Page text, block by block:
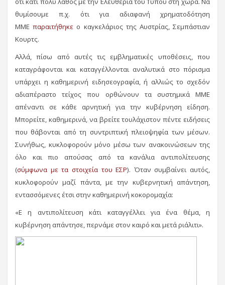
θυμίσουμε π.χ. ότι για αδιαφανή χρηματοδότηση
ΜΜΕ παραιτήθηκε ο καγκελάριος της Αυστρίας, Σεμπάστιαν
Κουρτς.
Αλλά, πίσω από αυτές τις εμβληματικές υποθέσεις, που
καταγράφονται και καταγγέλλονται αναλυτικά στο πόρισμα
υπάρχει η καθημερινή ειδησεογραφία, ή αλλιώς το σχεδόν
αδιαπέραστο τείχος που ορθώνουν τα συστημικά ΜΜΕ
απέναντι σε κάθε αρνητική για την κυβέρνηση είδηση.
Μπορείτε, καθημερινά, να βρείτε τουλάχιστον πέντε ειδήσεις
που θάβονται από τη συντριπτική πλειοψηφία των μέσων.
Συνήθως, κυκλοφορούν μόνο μέσω των ανακοινώσεων της
όλο και πιο απούσας από τα κανάλια αντιπολίτευσης
(σύμφωνα με τα στοιχεία του ΕΣΡ). Όταν συμβαίνει αυτός,
κυκλοφορούν μαζί πάντα, με την κυβερνητική απάντηση,
εντασσόμενες έτσι στην καθημερινή κοκορομαχία:
«Ε η αντιπολίτευση κάτι καταγγέλλει για ένα θέμα, η
κυβέρνηση απάντησε, περνάμε στον καιρό και μετά ριάλιτι».